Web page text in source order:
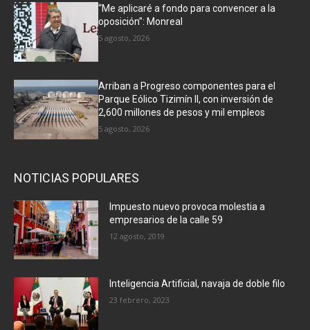
“Me aplicaré a fondo para convencer a la
oposición”: Monreal
5 agosto, 2026
Arriban a Progreso componentes para el
Parque Eólico Tizimín II, con inversión de
2,600 millones de pesos y mil empleos
5 agosto, 2026
NOTICIAS POPULARES
Impuesto nuevo provoca molestia a
empresarios de la calle 59
12 agosto, 2019
Inteligencia Artificial, navaja de doble filo
23 febrero, 2023